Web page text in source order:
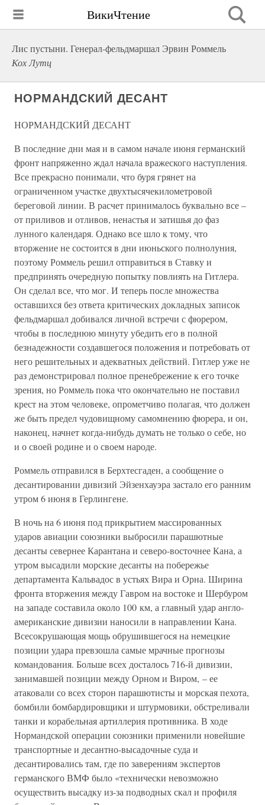
ВикиЧтение
Лис пустыни. Генерал-фельдмаршал Эрвин Роммель
Кох Лутц
НОРМАНДСКИЙ ДЕСАНТ
НОРМАНДСКИЙ ДЕСАНТ
В последние дни мая и в самом начале июня германский
фронт напряженно ждал начала вражеского наступления.
Все прекрасно понимали, что буря грянет на
ограниченном участке двухтысячекилометровой
береговой линии. В расчет принималось буквально все –
от приливов и отливов, ненастья и затишья до фаз
лунного календаря. Однако все шло к тому, что
вторжение не состоится в дни июньского полнолуния,
поэтому Роммель решил отправиться в Ставку и
предпринять очередную попытку повлиять на Гитлера.
Он сделал все, что мог. И теперь после множества
оставшихся без ответа критических докладных записок
фельдмаршал добивался личной встречи с фюрером,
чтобы в последнюю минуту убедить его в полной
безнадежности создавшегося положения и потребовать от
него решительных и адекватных действий. Гитлер уже не
раз демонстрировал полное пренебрежение к его точке
зрения, но Роммель пока что окончательно не поставил
крест на этом человеке, опрометчиво полагая, что должен
же быть предел чудовищному самомнению фюрера, и он,
наконец, начнет когда-нибудь думать не только о себе, но
и о своей родине и о своем народе.
Роммель отправился в Берхтесгаден, а сообщение о
десантировании дивизий Эйзенхауэра застало его ранним
утром 6 июня в Герлингене.
В ночь на 6 июня под прикрытием массированных
ударов авиации союзники выбросили парашютные
десанты севернее Карантана и северо-восточнее Кана, а
утром высадили морские десанты на побережье
департамента Кальвадос в устьях Вира и Орна. Ширина
фронта вторжения между Гавром на востоке и Шербуром
на западе составила около 100 км, а главный удар англо-
американские дивизии наносили в направлении Кана.
Всесокрушающая мощь обрушившегося на немецкие
позиции удара превзошла самые мрачные прогнозы
командования. Больше всех досталось 716-й дивизии,
занимавшей позиции между Орном и Виром, – ее
атаковали со всех сторон парашютисты и морская пехота,
бомбили бомбардировщики и штурмовики, обстреливали
танки и корабельная артиллерия противника. В ходе
Нормандской операции союзники применили новейшие
транспортные и десантно-высадочные суда и
десантировались там, где по заверениям экспертов
германского ВМФ было «технически невозможно
осуществить высадку из-за подводных скал и профиля